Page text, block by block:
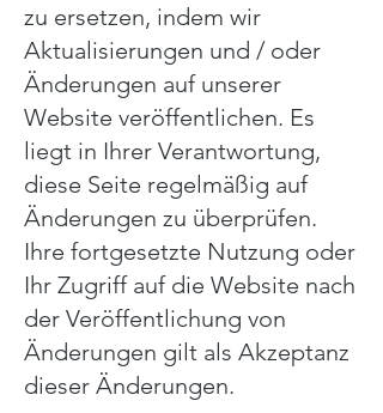
zu ersetzen, indem wir
Aktualisierungen und / oder
Änderungen auf unserer
Website veröffentlichen. Es
liegt in Ihrer Verantwortung,
diese Seite regelmäßig auf
Änderungen zu überprüfen.
Ihre fortgesetzte Nutzung oder
Ihr Zugriff auf die Website nach
der Veröffentlichung von
Änderungen gilt als Akzeptanz
dieser Änderungen.